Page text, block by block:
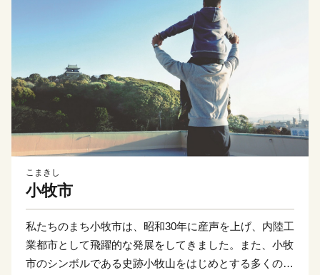
こまきし
小牧市
私たちのまち小牧市は、昭和30年に産声を上げ、内陸工
業都市として飛躍的な発展をしてきました。また、小牧
市のシンボルである史跡小牧山をはじめとする多くの歴